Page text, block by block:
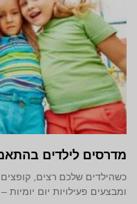
מדרסים לילדים
כשהילדים שלכם רצים,
ומבצעים פעילויות יום